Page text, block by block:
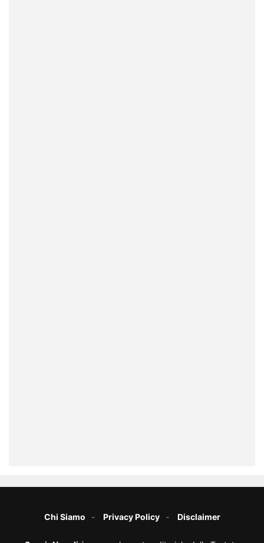
Chi Siamo Privacy Policy Disclaimer